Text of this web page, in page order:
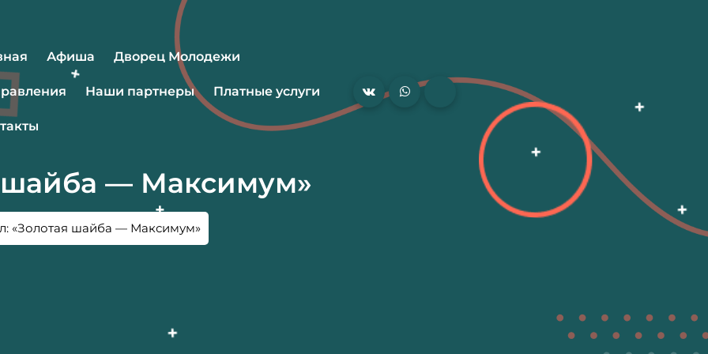
Афиша Дворец Молодежи
Наши партнеры Платные услуги
шайба — Максимум»
«Золотая шайба — Максимум»